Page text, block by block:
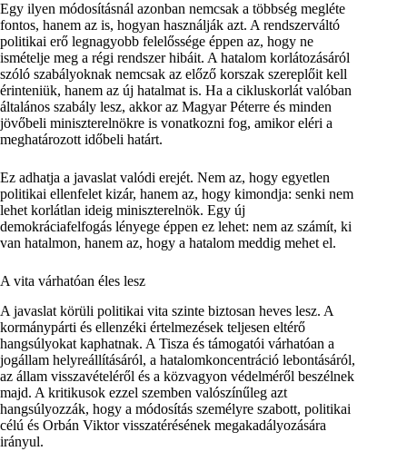
Egy ilyen módosításnál azonban nemcsak a többség megléte
fontos, hanem az is, hogyan használják azt. A rendszerváltó
politikai erő legnagyobb felelőssége éppen az, hogy ne
ismételje meg a régi rendszer hibáit. A hatalom korlátozásáról
szóló szabályoknak nemcsak az előző korszak szereplőit kell
érinteniük, hanem az új hatalmat is. Ha a cikluskorlát valóban
általános szabály lesz, akkor az Magyar Péterre és minden
jövőbeli miniszterelnökre is vonatkozni fog, amikor eléri a
meghatározott időbeli határt.
Ez adhatja a javaslat valódi erejét. Nem az, hogy egyetlen
politikai ellenfelet kizár, hanem az, hogy kimondja: senki nem
lehet korlátlan ideig miniszterelnök. Egy új
demokráciafelfogás lényege éppen ez lehet: nem az számít, ki
van hatalmon, hanem az, hogy a hatalom meddig mehet el.
A vita várhatóan éles lesz
A javaslat körüli politikai vita szinte biztosan heves lesz. A
kormánypárti és ellenzéki értelmezések teljesen eltérő
hangsúlyokat kaphatnak. A Tisza és támogatói várhatóan a
jogállam helyreállításáról, a hatalomkoncentráció lebontásáról,
az állam visszavételéről és a közvagyon védelméről beszélnek
majd. A kritikusok ezzel szemben valószínűleg azt
hangsúlyozzák, hogy a módosítás személyre szabott, politikai
célú és Orbán Viktor visszatérésének megakadályozására
irányul.